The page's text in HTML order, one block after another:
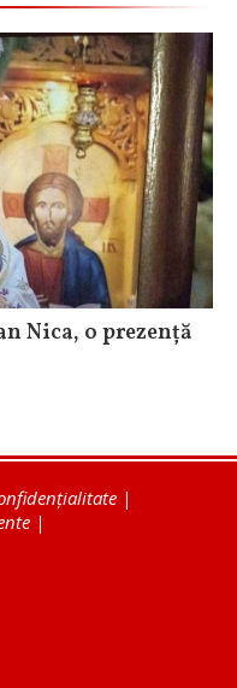
Nica, o prezență
|
|